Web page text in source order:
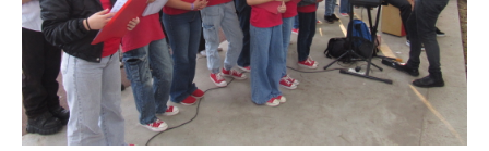
Apellidos
Número de teléfono